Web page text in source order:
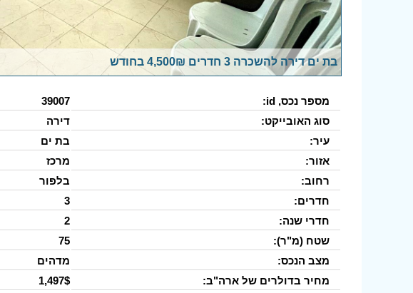
בת ים דירה להשכרה 3 חדרים 4,500₪ בחודש
מספר נכס, id:
39007
סוג האובייקט:
דירה
עיר:
בת ים
אזור:
מרכז
רחוב:
בלפור
חדרים:
3
חדרי שנה:
2
שטח (מ"ר):
75
מצב הנכס:
מדהים
מחיר בדולרים של ארה"ב:
1,497$